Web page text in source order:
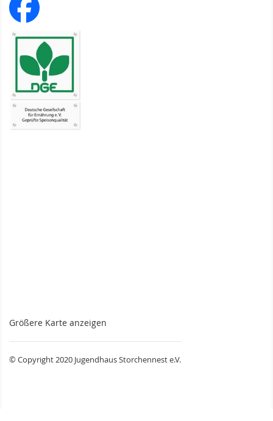
Größere Karte anzeigen
© Copyright 2020 Jugendhaus Storchennest e.V.